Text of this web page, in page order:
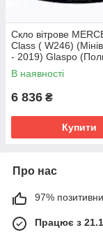
Скло вітрове
Class ( W246)
- 2019) Glaspo
В наявності
6 836 ₴
Купити
Про нас
97%
Працює з